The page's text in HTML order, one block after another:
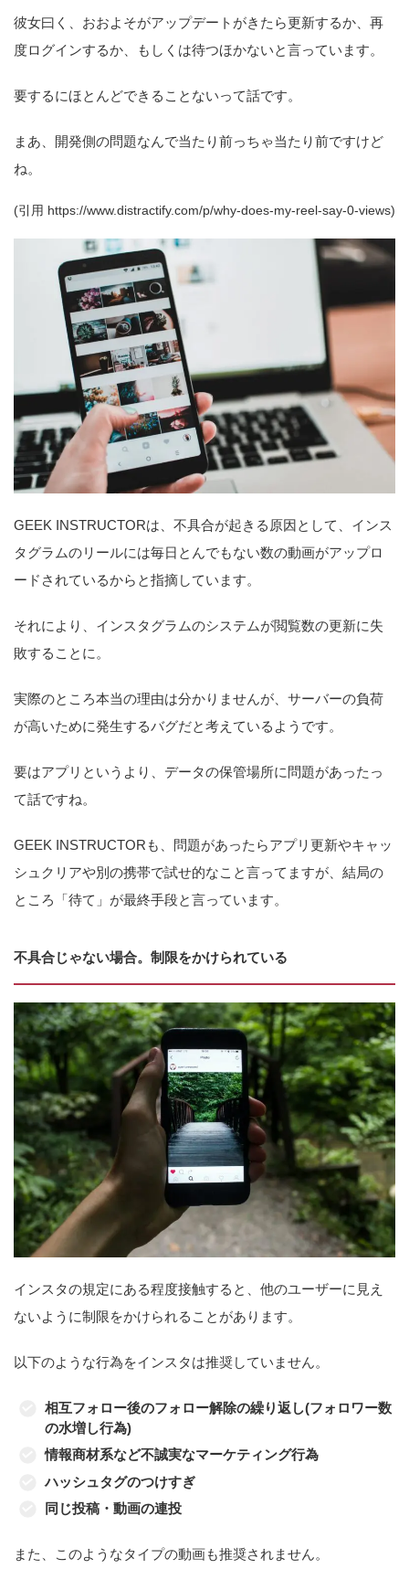
彼女曰く、おおよそがアップデートがきたら更新するか、再
度ログインするか、もしくは待つほかないと言っています。
要するにほとんどできることないって話です。
まあ、開発側の問題なんで当たり前っちゃ当たり前ですけど
ね。
(引用 https://www.distractify.com/p/why-does-my-reel-say-0-views)
GEEK INSTRUCTORは、不具合が起きる原因として、インス
タグラムのリールには毎日とんでもない数の動画がアップロ
ードされているからと指摘しています。
それにより、インスタグラムのシステムが閲覧数の更新に失
敗することに。
実際のところ本当の理由は分かりませんが、サーバーの負荷
が高いために発生するバグだと考えているようです。
要はアプリというより、データの保管場所に問題があったっ
て話ですね。
GEEK INSTRUCTORも、問題があったらアプリ更新やキャッ
シュクリアや別の携帯で試せ的なこと言ってますが、結局の
ところ「待て」が最終手段と言っています。
不具合じゃない場合。制限をかけられている
インスタの規定にある程度接触すると、他のユーザーに見え
ないように制限をかけられることがあります。
以下のような行為をインスタは推奨していません。
相互フォロー後のフォロー解除の繰り返し(フォロワー数
の水増し行為)
情報商材系など不誠実なマーケティング行為
ハッシュタグのつけすぎ
同じ投稿・動画の連投
また、このようなタイプの動画も推奨されません。